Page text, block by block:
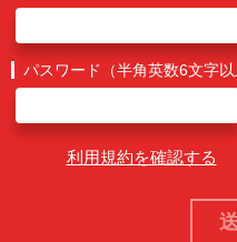
パスワード（半角英数6文字以
利用規約を確認する